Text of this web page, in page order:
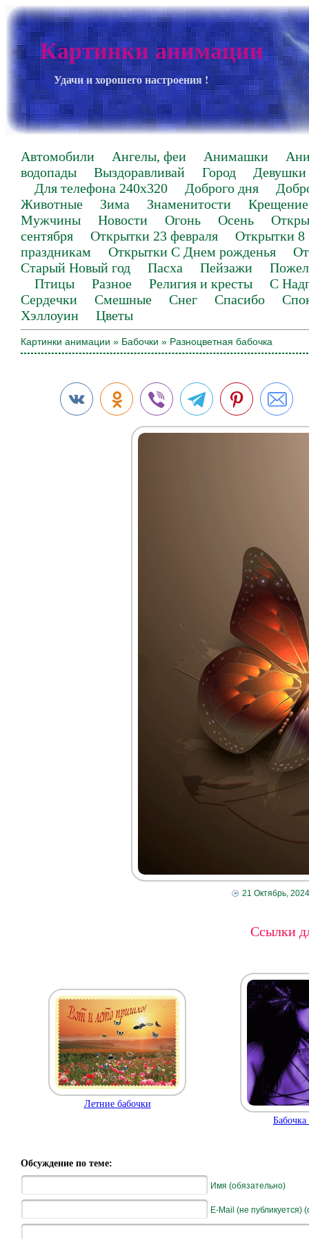
Картинки анимации
Удачи и хорошего настроения !
Автомобили Ангелы, феи Анимашки
водопады
Выздоравливай Город
Девушки
Для телефона 240х320
Доброго дня
Животные
Зима Знаменитости
Крещение
Мужчины
Новости Огонь Осень
сентября
Открытки 23 февраля
Открытки 8
праздникам
Открытки С Днем рожденья
Старый Новый год
Пасха Пейзажи
Птицы
Разное Религия и кресты
С
Сердечки
Смешные Снег Спасибо
Хэллоуин
Цветы
Картинки анимации » Бабочки » Разноцветная бабочка
21 Октябрь, 2024
Ссылки
Летние бабочки
Бабочка
Обсуждение по теме:
Имя (обязательно)
E-Mail (не публикуется)